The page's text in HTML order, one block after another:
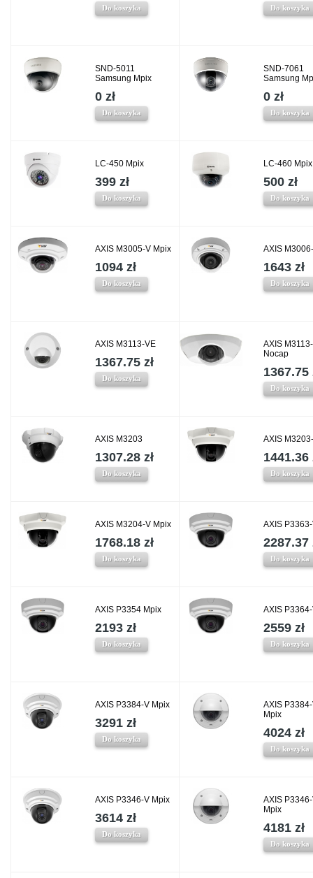
Do koszyka Do koszyka
SND-5011
Samsung Mpix
0 zł
Do koszyka
SND-7061
Samsung
0 zł
Do koszyka
LC-450 Mpix
399 zł
Do koszyka
LC-460 Mpix
500 zł
Do koszyka
AXIS M3005-V Mpix
1094 zł
Do koszyka
AXIS
1643 zł
Do koszyka
AXIS M3113-VE
1367.75 zł
Do koszyka
AXIS
Nocap
1367.75
Do koszyka
AXIS M3203
1307.28 zł
Do koszyka
AXIS
1441.36
Do koszyka
AXIS M3204-V Mpix
1768.18 zł
Do koszyka
AXIS
2287.37
Do koszyka
AXIS P3354 Mpix
2193 zł
Do koszyka
AXIS
2559 zł
Do koszyka
AXIS P3384-V Mpix
3291 zł
Do koszyka
AXIS
Mpix
4024 zł
Do koszyka
AXIS P3346-V Mpix
3614 zł
Do koszyka
AXIS
Mpix
4181 zł
Do koszyka